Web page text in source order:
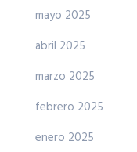
mayo 2025
abril 2025
marzo 2025
febrero 2025
enero 2025